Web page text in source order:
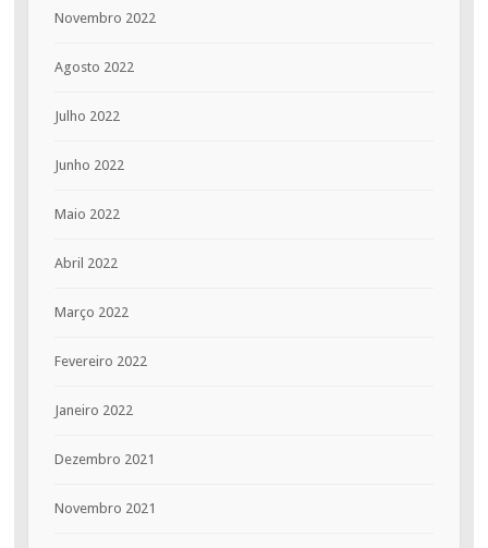
Novembro 2022
Agosto 2022
Julho 2022
Junho 2022
Maio 2022
Abril 2022
Março 2022
Fevereiro 2022
Janeiro 2022
Dezembro 2021
Novembro 2021